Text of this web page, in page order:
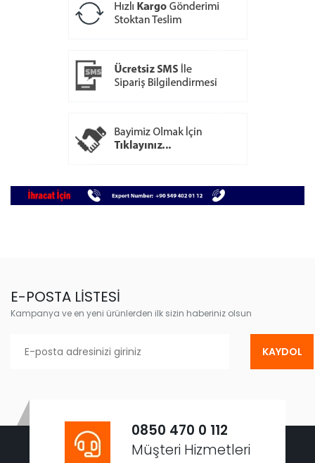
E-POSTA LİSTESİ
Kampanya ve en yeni ürünlerden ilk sizin haberiniz olsun
KAYDOL
0850 470 0 112
Müşteri Hizmetleri